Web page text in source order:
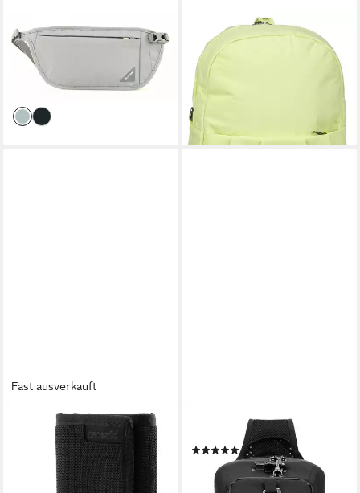
PACSAFE
Gürteltasche V100 RFID
Blocking Waist Wallet
ab 32,85 €
PACSAFE
Rucksack CX Convertible
ab 107,72 €
-23%
lieferbar - in 2-3 Werktagen bei dir
Fast ausverkauft
Geldbörse RFIDsafe, mit
RFID-Blocker Schutz
lieferbar - in 2-3 Werktagen bei dir
Schultertasche Venturesafe
(1)
72,90 € UVP99,90 €
-27%